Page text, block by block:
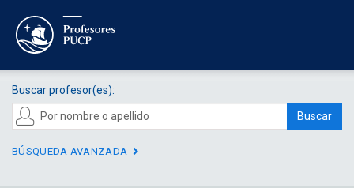
Buscar profesor(es):
Buscar
BÚSQUEDA AVANZADA